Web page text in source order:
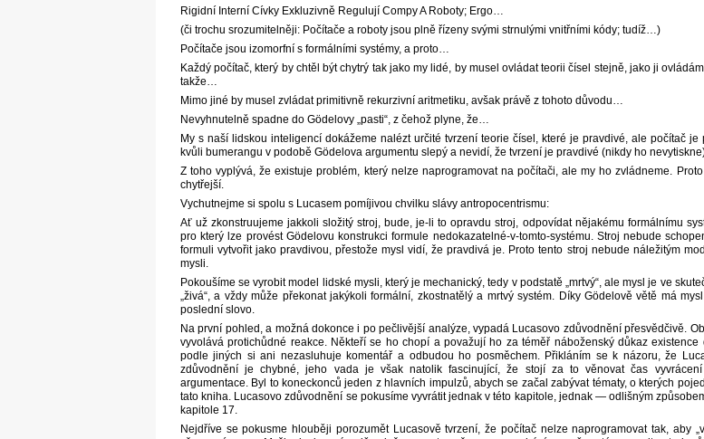
Rigidní Interní Cívky Exkluzivně Regulují Compy A Roboty; Ergo…
(či trochu srozumitelněji: Počítače a roboty jsou plně řízeny svými strnulými vnitřními kódy; tudíž…)
Počítače jsou izomorfní s formálními systémy, a proto…
Každý počítač, který by chtěl být chytrý tak jako my lidé, by musel ovládat teorii čísel stejně, jako ji
takže…
Mimo jiné by musel zvládat primitivně rekurzivní aritmetiku, avšak právě z tohoto důvodu…
Nevyhnutelně spadne do Gödelovy „pasti“, z čehož plyne, že…
My s naší lidskou inteligencí dokážeme nalézt určité tvrzení teorie čísel, které je pravdivé, ale počítač je
kvůli bumerangu v podobě Gödelova argumentu slepý a nevidí, že tvrzení je pravdivé (nikdy ho
Z toho vyplývá, že existuje problém, který nelze naprogramovat na počítači, ale my ho zvládneme.
chytřejší.
Vychutnejme si spolu s Lucasem pomíjivou chvilku slávy antropocentrismu:
Ať už zkonstruujeme jakkoli složitý stroj, bude, je-li to opravdu stroj, odpovídat nějakému formálnímu
pro který lze provést Gödelovu konstrukci formule nedokazatelné-v-tomto-systému. Stroj nebude
formuli vytvořit jako pravdivou, přestože mysl vidí, že pravdivá je. Proto tento stroj nebude náležitým
mysli.
Pokoušíme se vyrobit model lidské mysli, který je mechanický, tedy v podstatě „mrtvý“, ale mysl je ve
„živá“, a vždy může překonat jakýkoli formální, zkostnatělý a mrtvý systém. Díky Gödelově větě má
poslední slovo.
Na první pohled, a možná dokonce i po pečlivější analýze, vypadá Lucasovo zdůvodnění přesvědčivě.
vyvolává protichůdné reakce. Někteří se ho chopí a považují ho za téměř náboženský důkaz existence
podle jiných si ani nezasluhuje komentář a odbudou ho posměchem. Přikláním se k názoru, že
zdůvodnění je chybné, jeho vada je však natolik fascinující, že stojí za to věnovat čas
argumentace. Byl to koneckonců jeden z hlavních impulzů, abych se začal zabývat tématy, o kterých
tato kniha. Lucasovo zdůvodnění se pokusíme vyvrátit jednak v této kapitole, jednak — odlišným
kapitole 17.
Nejdříve se pokusme hlouběji porozumět Lucasově tvrzení, že počítač nelze naprogramovat tak, aby